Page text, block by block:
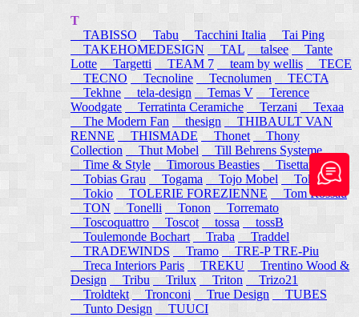
T
TABISSO
Tabu Tacchini Italia
Tai Ping
TAKEHOMEDESIGN
TAL talsee
Tante
Lotte
Targetti TEAM 7 team by wellis
TECE
TECNO
Tecnoline Tecnolumen
TECTA
Tekhne
tela-design Temas V
Terence
Woodgate
Terratinta Ceramiche Terzani
Texaa
The Modern Fan
thesign
THIBAULT VAN
RENNE
THISMADE Thonet
Thony
Collection
Thut Mobel
Till Behrens Systeme
Time & Style
Timorous Beasties
Tisettanta
Tobias Grau
Togama Tojo Mobel
Token
Tokio
TOLERIE FOREZIENNE
Tom Rossau
TON
Tonelli Tonon
Torremato
Toscoquattro
Toscot tossa
tossB
Toulemonde Bochart
Traba
Traddel
TRADEWINDS
Tramo
TRE-P TRE-Piu
Treca Interiors Paris
TREKU
Trentino Wood &
Design
Tribu Trilux Triton
Trizo21
Troldtekt Tronconi True Design
TUBES
Tunto Design
TUUCI